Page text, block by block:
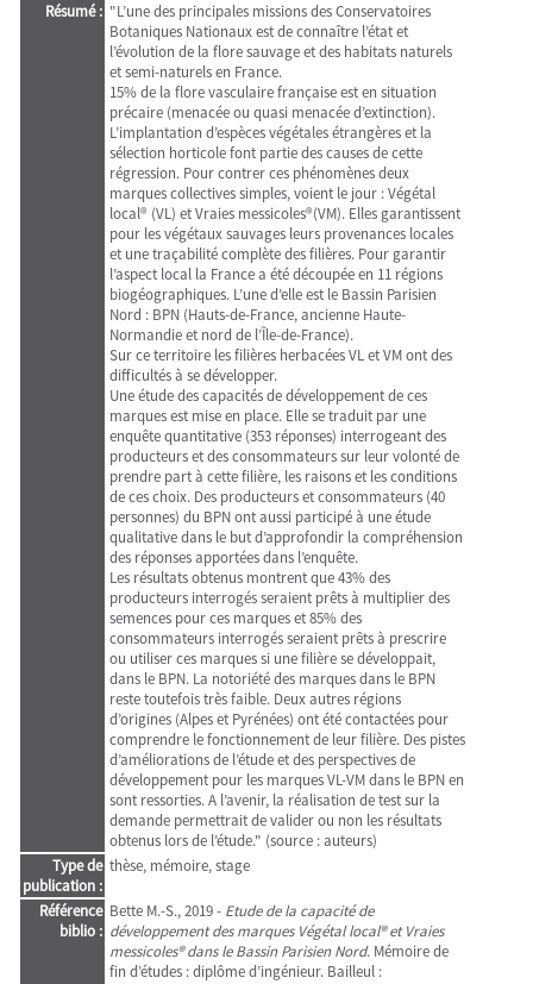
Résumé : "L’une des principales missions des Conservatoires
Botaniques Nationaux est de connaître l’état et
l’évolution de la flore sauvage et des habitats naturels
et semi-naturels en France.
15% de la flore vasculaire française est en situation
précaire (menacée ou quasi menacée d’extinction).
L’implantation d’espèces végétales étrangères et la
sélection horticole font partie des causes de cette
régression. Pour contrer ces phénomènes deux
marques collectives simples, voient le jour : Végétal
local® (VL) et Vraies messicoles®(VM). Elles garantissent
pour les végétaux sauvages leurs provenances locales
et une traçabilité complète des filières. Pour garantir
l’aspect local la France a été découpée en 11 régions
biogéographiques. L’une d’elle est le Bassin Parisien
Nord : BPN (Hauts-de-France, ancienne Haute-
Normandie et nord de l’Île-de-France).
Sur ce territoire les filières herbacées VL et VM ont des
difficultés à se développer.
Une étude des capacités de développement de ces
marques est mise en place. Elle se traduit par une
enquête quantitative (353 réponses) interrogeant des
producteurs et des consommateurs sur leur volonté de
prendre part à cette filière, les raisons et les conditions
de ces choix. Des producteurs et consommateurs (40
personnes) du BPN ont aussi participé à une étude
qualitative dans le but d’approfondir la compréhension
des réponses apportées dans l’enquête.
Les résultats obtenus montrent que 43% des
producteurs interrogés seraient prêts à multiplier des
semences pour ces marques et 85% des
consommateurs interrogés seraient prêts à prescrire
ou utiliser ces marques si une filière se développait,
dans le BPN. La notoriété des marques dans le BPN
reste toutefois très faible. Deux autres régions
d’origines (Alpes et Pyrénées) ont été contactées pour
comprendre le fonctionnement de leur filière. Des pistes
d’améliorations de l’étude et des perspectives de
développement pour les marques VL-VM dans le BPN en
sont ressorties. A l’avenir, la réalisation de test sur la
demande permettrait de valider ou non les résultats
obtenus lors de l’étude." (source : auteurs)
Type de
publication :
thèse, mémoire, stage
Référence
biblio :
Bette M.-S., 2019 - Etude de la capacité de
développement des marques Végétal local® et Vraies
messicoles® dans le Bassin Parisien Nord. Mémoire de
fin d’études : diplôme d’ingénieur. Bailleul :